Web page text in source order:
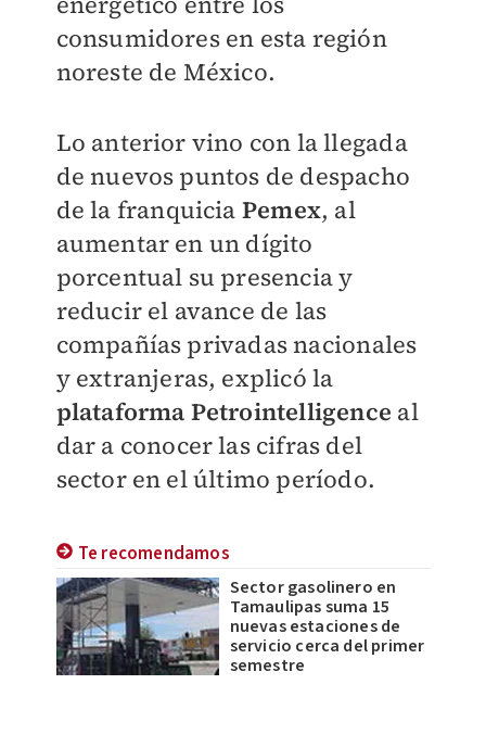
consumidores en esta región
noreste de México.
Lo anterior vino con la llegada
de nuevos puntos de despacho
de la franquicia Pemex, al
aumentar en un dígito
porcentual su presencia y
reducir el avance de las
compañías privadas nacionales
y extranjeras, explicó la
plataforma Petrointelligence al
dar a conocer las cifras del
sector en el último período.
Te recomendamos
Sector gasolinero en
Tamaulipas suma 15
nuevas estaciones de
servicio cerca del primer
semestre